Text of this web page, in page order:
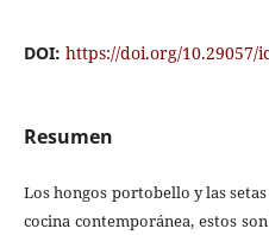
DOI: https://doi.org/10.29057/
Resumen
Los hongos portobello y las
cocina contemporánea, estos